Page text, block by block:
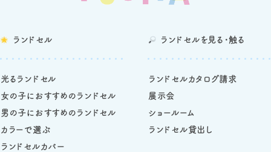
ランドセル
光るランドセル
女の子におすすめのランドセル
男の子におすすめのランドセル
カラーで選ぶ
ランドセルカバー
ランドセルを 見る・触る
ランドセルカタログ請求
展示会
ショールーム
ランドセル貸出し